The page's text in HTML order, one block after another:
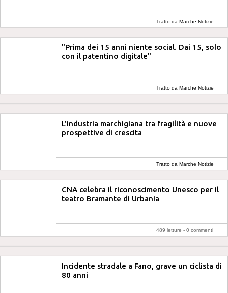
Tratto da Marche Notizie
"Prima dei 15 anni niente social. Dai 15, solo
con il patentino digitale"
Tratto da Marche Notizie
L'industria marchigiana tra fragilità e nuove
prospettive di crescita
Tratto da Marche Notizie
CNA celebra il riconoscimento Unesco per il
teatro Bramante di Urbania
489 letture - 0 commenti
Incidente stradale a Fano, grave un ciclista di
80 anni